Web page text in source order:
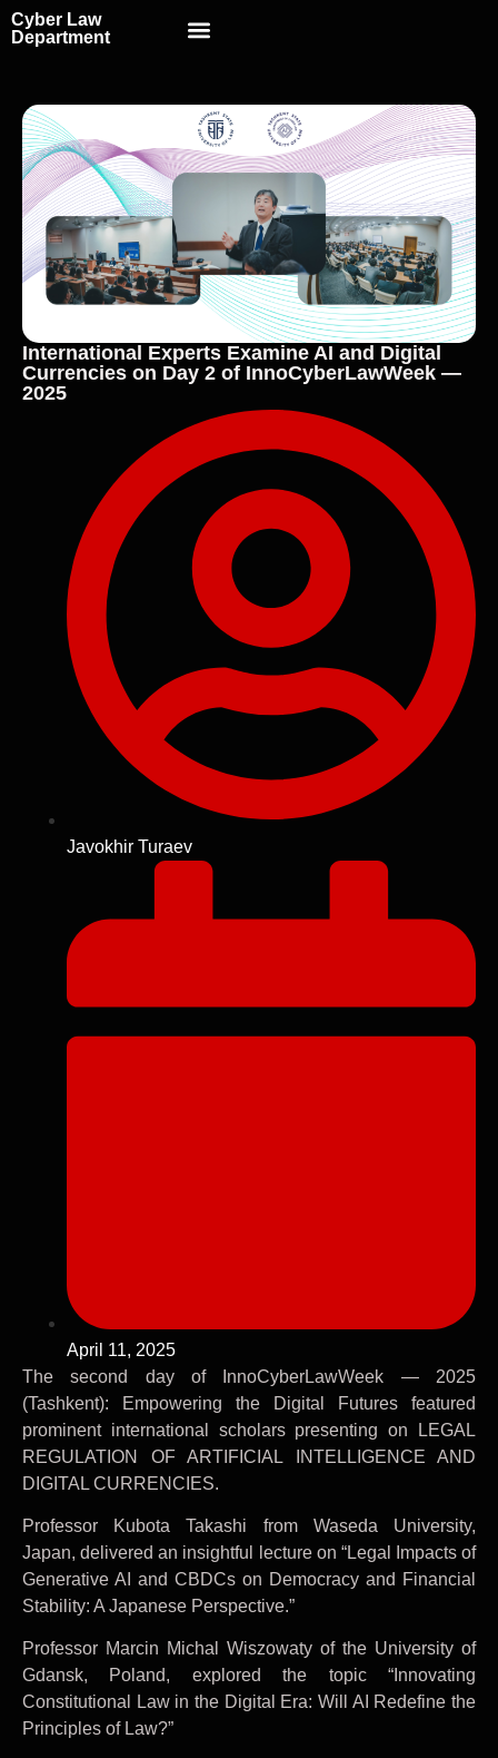
Cyber Law
Department
International Experts Examine AI and Digital
Currencies on Day 2 of InnoCyberLawWeek —
2025
Javokhir Turaev
April 11, 2025
The second day of InnoCyberLawWeek — 2025
(Tashkent): Empowering the Digital Futures featured
prominent international scholars presenting on LEGAL
REGULATION OF ARTIFICIAL INTELLIGENCE AND
DIGITAL CURRENCIES.
Professor Kubota Takashi from Waseda University,
Japan, delivered an insightful lecture on “Legal Impacts of
Generative AI and CBDCs on Democracy and Financial
Stability: A Japanese Perspective.”
Professor Marcin Michal Wiszowaty of the University of
Gdansk, Poland, explored the topic “Innovating
Constitutional Law in the Digital Era: Will AI Redefine the
Principles of Law?”